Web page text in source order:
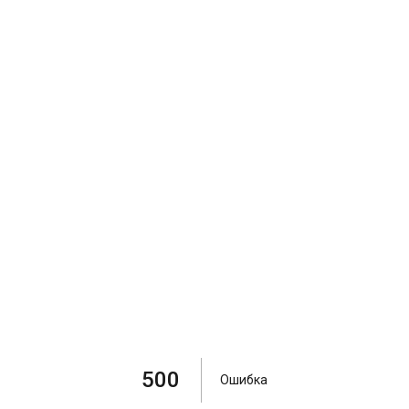
500 Ошибка